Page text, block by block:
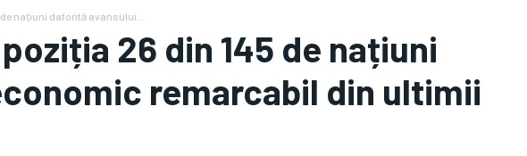
națiuni datorită avansului...
26 din 145 de națiuni
remarcabil din ultimii